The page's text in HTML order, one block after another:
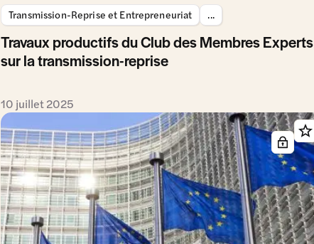
Transmission-Reprise et Entrepreneuriat ...
Travaux productifs du Club des Membres Experts
sur la transmission-reprise
10 juillet 2025